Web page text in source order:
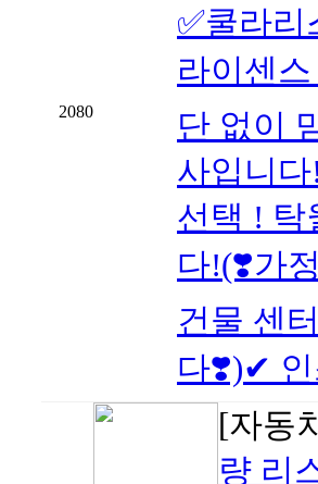
2080
✅쿨라리
라이센
단 없이
사입니
선택 ! 탁
다!(❣️가
건물 센
다❣️)✔ 인
[자동
량 리